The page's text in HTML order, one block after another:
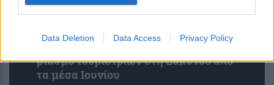
Data Deletion Data Access Privacy Policy
ΠΟΕΔΗΝ: Οκτώ καταγγελίες για
βιασμό τουριστριών στη Ζάκυνθο από
τα μέσα Ιουνίου